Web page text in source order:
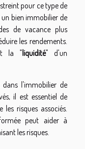
pour ce type de
bien immobilier de
de vacance plus
les rendements.
la "liquidité" d'un
dans l'immobilier de
il est essentiel de
risques associés.
peut aider à
les risques.